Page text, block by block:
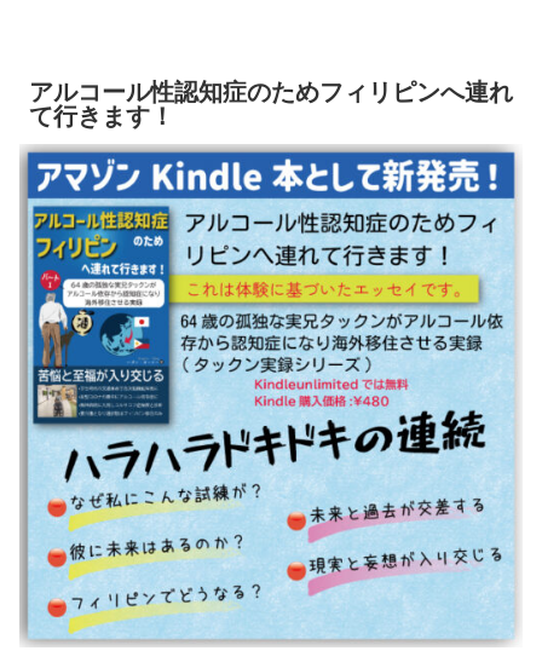
アルコール性認知症のためフィリピンへ連れ
て行きます！